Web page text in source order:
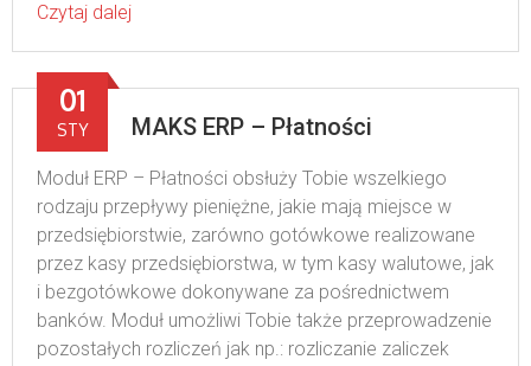
Czytaj dalej
MAKS ERP – Płatności
01
STY
Moduł ERP – Płatności obsłuży Tobie wszelkiego
rodzaju przepływy pieniężne, jakie mają miejsce w
przedsiębiorstwie, zarówno gotówkowe realizowane
przez kasy przedsiębiorstwa, w tym kasy walutowe, jak
i bezgotówkowe dokonywane za pośrednictwem
banków. Moduł umożliwi Tobie także przeprowadzenie
pozostałych rozliczeń jak np.: rozliczanie zaliczek